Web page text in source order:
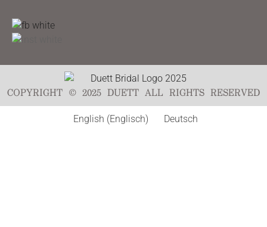
COPYRIGHT © 2025 DUETT ALL RIGHTS RESERVED
English (Englisch) Deutsch